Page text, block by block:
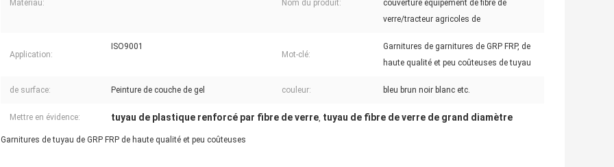
Matériau:
Nom du produit:
couverture équipement de fibre de
verre/tracteur agricoles de
Application:
ISO9001
Mot-clé:
Garnitures de garnitures de GRP FRP, de
haute qualité et peu coûteuses de tuyau
de surface: Peinture de couche de gel couleur: bleu brun noir blanc etc.
Mettre en évidence: tuyau de plastique renforcé par fibre de verre, tuyau de fibre de verre de grand diamètre
Garnitures de tuyau de GRP FRP de haute qualité et peu coûteuses